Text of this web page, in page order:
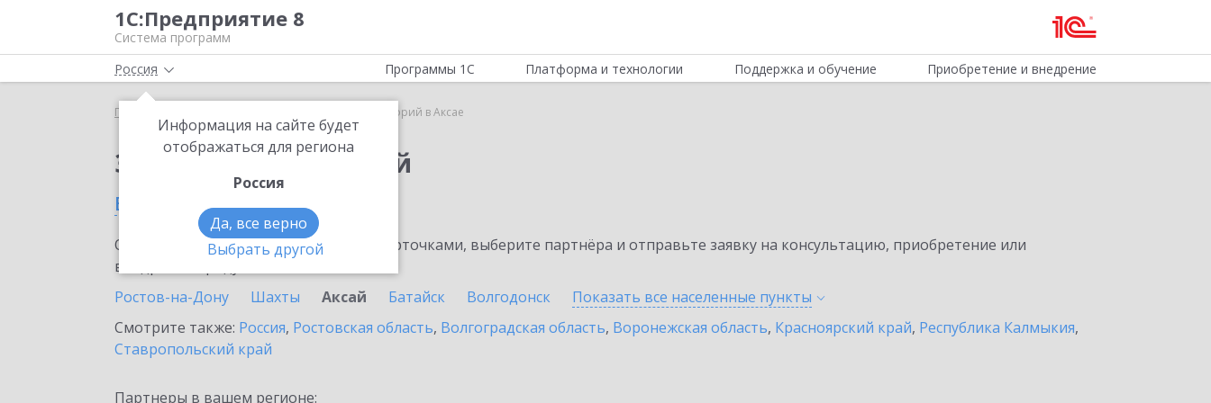
1С:Предприятие 8
Система программ
Россия
Информация на сайте будет
отображаться для региона
Россия
Да, все верно
Выбрать другой
Программы 1С Платформа и технологии Поддержка и обучение Приобретение и внедрение
Главная 1С:Лекторий в Аксае
Заказать 1С:Лекторий
в Аксае
Ознакомьтесь с информационными карточками, выберите партнёра и отправьте заявку на консультацию, приобретение или
внедрение продукта.
Ростов-на-Дону
Шахты Аксай Батайск Волгодонск Показать все населенные пункты
Смотрите также: Россия, Ростовская область, Волгоградская область, Воронежская область, Красноярский край, Республика Калмыкия,
Ставропольский край
Партнеры в вашем регионе: